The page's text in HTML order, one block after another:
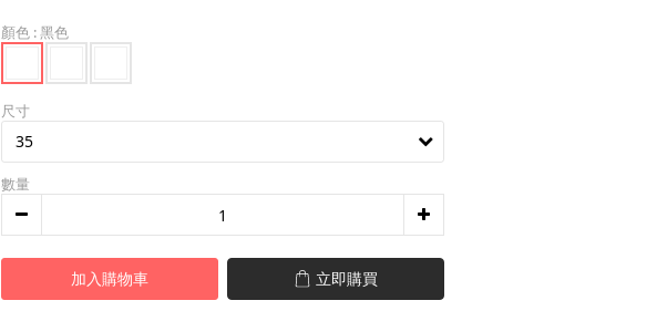
顏色 : 黑色
尺寸
數量
加入購物車 立即購買